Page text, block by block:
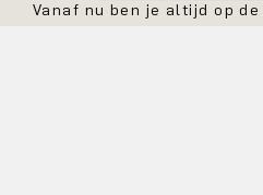
Vanaf nu ben je altijd op